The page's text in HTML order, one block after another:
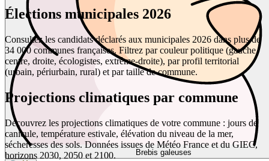
Brebis galeuses
Élections municipales 2026
Consultez les candidats déclarés aux municipales 2026 dans plus de
34 000 communes françaises. Filtrez par couleur politique (gauche,
centre, droite, écologistes, extrême-droite), par profil territorial
(urbain, périurbain, rural) et par taille de commune.
Projections climatiques par commune
Découvrez les projections climatiques de votre commune : jours de
canicule, température estivale, élévation du niveau de la mer,
sécheresses des sols. Données issues de Météo France et du GIEC,
horizons 2030, 2050 et 2100.